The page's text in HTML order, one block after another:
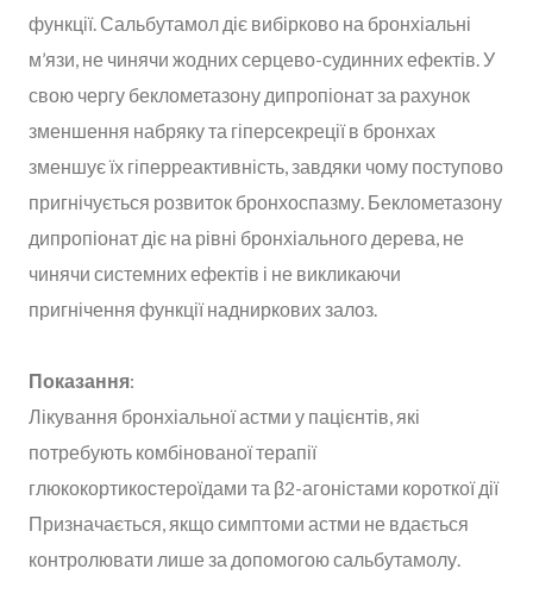
функції. Сальбутамол діє вибірково на бронхіальні
м’язи, не чинячи жодних серцево-судинних ефектів. У
свою чергу беклометазону дипропіонат за рахунок
зменшення набряку та гіперсекреції в бронхах
зменшує їх гіперреактивність, завдяки чому поступово
пригнічується розвиток бронхоспазму. Беклометазону
дипропіонат діє на рівні бронхіального дерева, не
чинячи системних ефектів і не викликаючи
пригнічення функції надниркових залоз.
Показання:
Лікування бронхіальної астми у пацієнтів, які
потребують комбінованої терапії
глюкокортикостероїдами та β2-агоністами короткої дії
Призначається, якщо симптоми астми не вдається
контролювати лише за допомогою сальбутамолу.